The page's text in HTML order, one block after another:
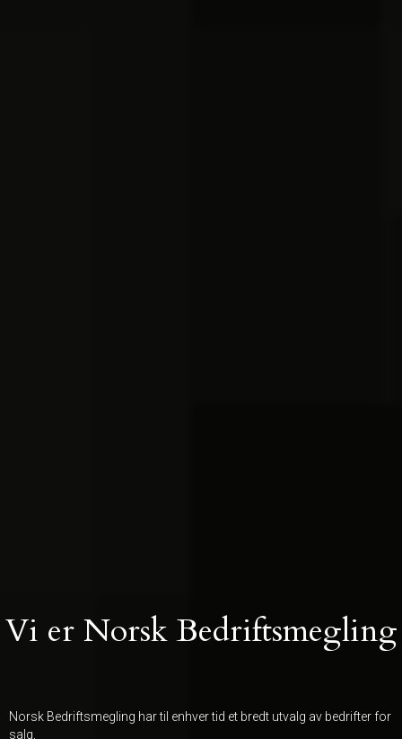
Vi er Norsk Bedriftsmegling
Norsk Bedriftsmegling har til enhver tid et bredt utvalg av bedrifter for
salg,